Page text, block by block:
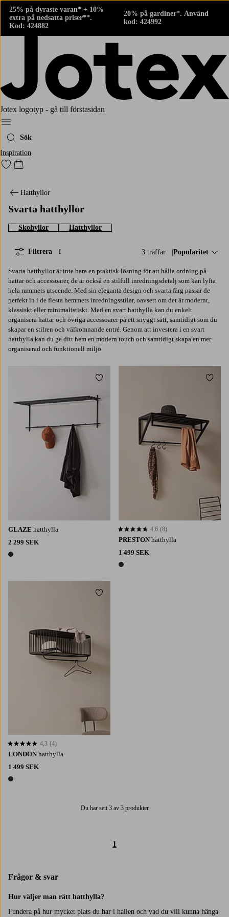
25% på dyraste varan* + 10%
extra på nedsatta priser**.
Kod: 424882
20% på gardiner*. Använd
kod: 424992
Jotex logotyp - gå till förstasidan
Meny
Sök
Inspiration
Gå till favoritmarkerade produkter
Gå till kundvagnen
Hatthyllor
Svarta hatthyllor
Skohyllor Hatthyllor
3 träffar Sortera på:
Popularitet
Filtrera 1
Svarta hatthyllor är inte bara en praktisk lösning för att hålla ordning på
hattar och accessoarer, de är också en stilfull inredningsdetalj som kan lyfta
hela rummets utseende. Med sin eleganta design och svarta färg passar de
perfekt in i de flesta hemmets inredningsstilar, oavsett om det är modernt,
klassiskt eller minimalistiskt. Med en svart hatthylla kan du enkelt
organisera hattar och övriga accessoarer på ett snyggt sätt, samtidigt som du
skapar en stilren och välkomnande entré. Genom att investera i en svart
hatthylla kan du ge ditt hem en modern touch och samtidigt skapa en mer
organiserad och funktionell miljö.
GLAZE hatthylla
2 299 SEK
1 färg
Lägg till i favoriter
PRESTON hatthylla
1 499 SEK
1 färg
4,6 baserat på 8 st betyg
4,6 (8)
Lägg
LONDON hatthylla
1 499 SEK
1 färg
4,3 baserat på 4 st betyg
4,3 (4)
Lägg till i favoriter
Du har sett 3 av 3 produkter
1
Frågor & svar
Hur väljer man rätt hatthylla?
Fundera på hur mycket plats du har i hallen och vad du vill kunna hänga